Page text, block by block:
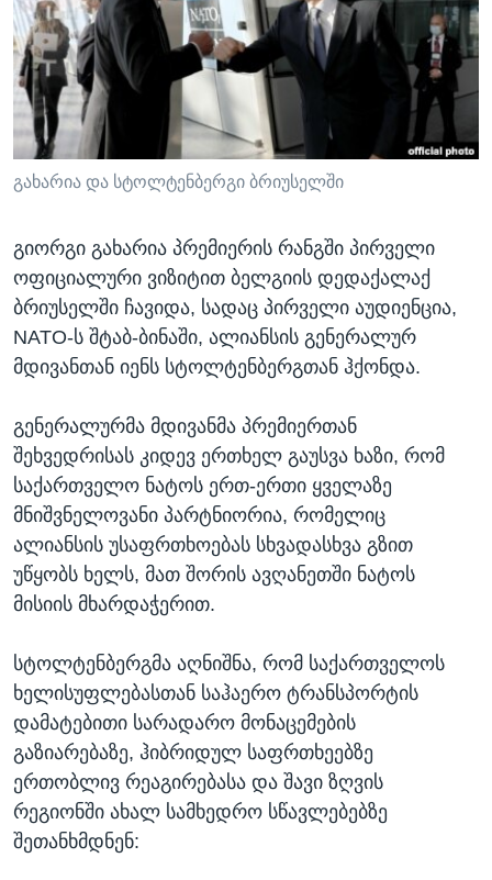
ᲡᲢᲣᲓᲘᲐ ᲕᲐᲨᲘᲜᲒᲢᲝᲜᲘ
ᲔᲙᲝᲜᲝᲛᲘᲙᲐ
ᲯᲐᲜᲛᲠᲗᲔᲚᲝᲑᲐ
ᲛᲔᲪᲜᲘᲔᲠᲔᲑᲐ
ᲘᲜᲢᲔᲠᲕᲘᲣ
ᲙᲣᲚᲢᲣᲠᲐ
ᲓᲔᲖᲘᲜᲤᲝᲠᲛᲐᲪᲘᲐ
Learning English
ᲗᲕᲐᲚᲘ ᲒᲕᲐᲓᲔᲕᲜᲔᲗ
გახარია და სტოლტენბერგი ბრიუსელში
გიორგი გახარია პრემიერის რანგში პირველი
ოფიციალური ვიზიტით ბელგიის დედაქალაქ
ბრიუსელში ჩავიდა, სადაც პირველი აუდიენცია,
NATO-ს შტაბ-ბინაში, ალიანსის გენერალურ
მდივანთან იენს სტოლტენბერგთან ჰქონდა.
გენერალურმა მდივანმა პრემიერთან
შეხვედრისას კიდევ ერთხელ გაუსვა ხაზი, რომ
საქართველო ნატოს ერთ-ერთი ყველაზე
მნიშვნელოვანი პარტნიორია, რომელიც
ალიანსის უსაფრთხოებას სხვადასხვა გზით
უწყობს ხელს, მათ შორის ავღანეთში ნატოს
მისიის მხარდაჭერით.
სტოლტენბერგმა აღნიშნა, რომ საქართველოს
ხელისუფლებასთან საჰაერო ტრანსპორტის
დამატებითი სარადარო მონაცემების
გაზიარებაზე, ჰიბრიდულ საფრთხეებზე
ერთობლივ რეაგირებასა და შავი ზღვის
რეგიონში ახალ სამხედრო სწავლებებზე
შეთანხმდნენ: